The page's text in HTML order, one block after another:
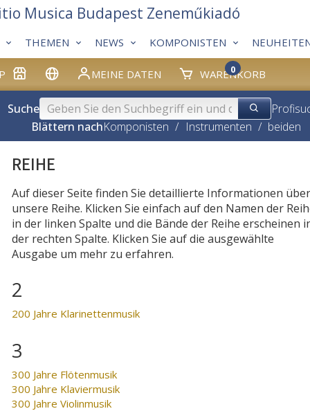
MEINE DATEN WARENKORB
0
THEMEN NEWS KOMPONISTEN
Musica Budapest Zeneműkiadó
Suche
Blättern nachKomponisten / Instrumenten / beiden
REIHE
Auf dieser Seite finden Sie detaillierte Informationen über
unsere Reihe. Klicken Sie einfach auf den Namen der
in der linken Spalte und die Bände der Reihe erscheinen
der rechten Spalte. Klicken Sie auf die ausgewählte
Ausgabe um mehr zu erfahren.
2
200 Jahre Klarinettenmusik
3
300 Jahre Flötenmusik
300 Jahre Klaviermusik
300 Jahre Violinmusik